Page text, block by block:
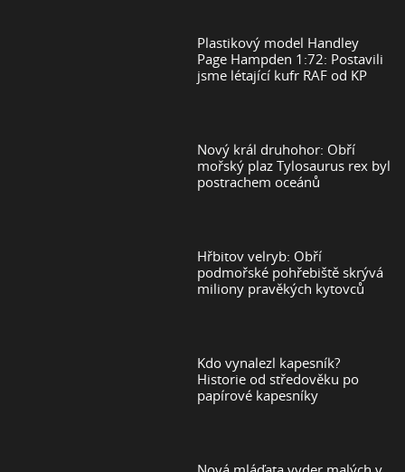
Plastikový model Handley
Page Hampden 1:72: Postavili
jsme létající kufr RAF od KP
Nový král druhohor: Obří
mořský plaz Tylosaurus rex byl
postrachem oceánů
Hřbitov velryb: Obří
podmořské pohřebiště skrývá
miliony pravěkých kytovců
Kdo vynalezl kapesník?
Historie od středověku po
papírové kapesníky